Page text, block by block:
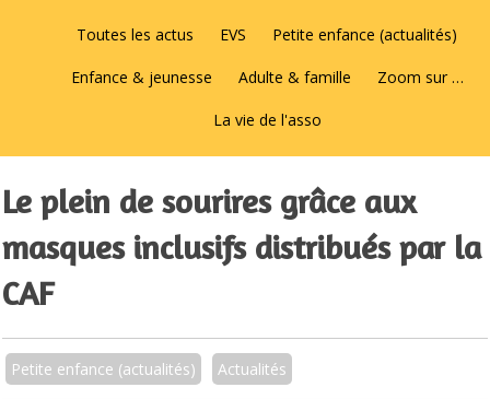
Toutes les actus EVS Petite enfance (actualités)
Enfance & jeunesse Adulte & famille Zoom sur …
La vie de l'asso
Le plein de sourires grâce aux
masques inclusifs distribués par la
CAF
Petite enfance (actualités)
Actualités